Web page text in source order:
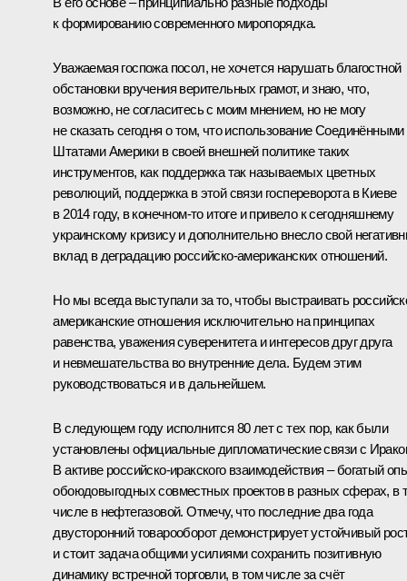
к формированию современного миропорядка.
Уважаемая госпожа посол, не хочется нарушать благостной
обстановки вручения верительных грамот, и знаю, что,
возможно, не согласитесь с моим мнением, но не могу
не сказать сегодня о том, что использование Соединёнными
Штатами Америки в своей внешней политике таких
инструментов, как поддержка так называемых цветных
революций, поддержка в этой связи госпереворота в Киеве
в 2014 году, в конечном-то итоге и привело к сегодняшнему
украинскому кризису и дополнительно внесло свой
вклад в деградацию российско-американских отношений.
Но мы всегда выступали за то, чтобы выстраивать
американские отношения исключительно на принципах
равенства, уважения суверенитета и интересов друг друга
и невмешательства во внутренние дела. Будем этим
руководствоваться и в дальнейшем.
В следующем году исполнится 80 лет с тех пор, как были
установлены официальные дипломатические связи с
В активе российско-иракского взаимодействия – богатый
обоюдовыгодных совместных проектов в разных сферах, в
числе в нефтегазовой. Отмечу, что последние два года
двусторонний товарооборот демонстрирует устойчивый
и стоит задача общими усилиями сохранить позитивную
динамику встречной торговли, в том числе за счёт